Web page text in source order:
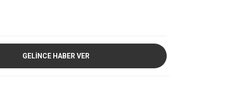
GELİNCE HABER VER